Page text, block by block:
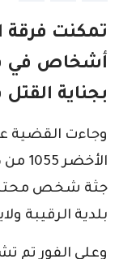
أشخاص في
بجناية
وجاءت القضية
جثة شخص
بلدية الرقيبة
وعلى الفور تم